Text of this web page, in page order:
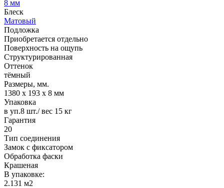
8 мм
Блеск
Матовый
Подложка
Приобретается отдельно
Поверхность на ощупь
Структурированная
Оттенок
тёмный
Размеры, мм.
1380 х 193 х 8 мм
Упаковка
в уп.8 шт./ вес 15 кг
Гарантия
20
Тип соединения
Замок с фиксатором
Обработка фаски
Крашеная
В упаковке:
2.131 м2